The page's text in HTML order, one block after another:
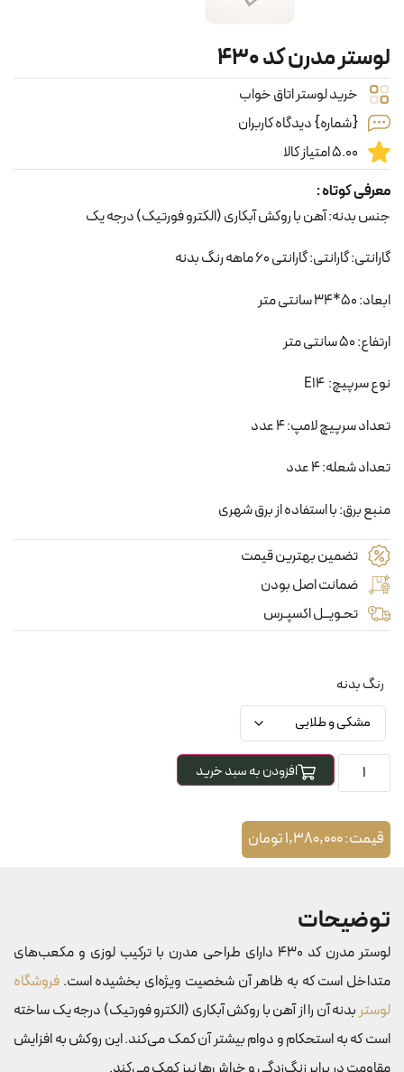
لوستر مدرن کد ۴۳۰
خرید لوستر اتاق خواب
{شماره} دیدگاه کاربران
5.00 امتیاز کالا
معرفی کوتاه :
جنس بدنه: آهن با روکش آبکاری (الکترو فورتیک) درجه یک
گارانتی: گارانتی: گارانتی 60 ماهه رنگ بدنه
ابعاد: 50*34 سانتی متر
ارتفاع: 50 سانتی متر
نوع سرپیچ: E14
تعداد سرپیچ لامپ: 4 عدد
تعداد شعله: 4 عدد
منبع برق: با استفاده از برق شهری
تضمین بهترین قیمت
ضمانت اصل بودن
تحـویــل اکسپـرس
رنگ بدنه
افزودن به سبد خرید
قیمت:1,380,000تومان
توضیحات
لوستر مدرن کد 430 دارای طراحی مدرن با ترکیب لوزی و مکعب‌های
متداخل است که به ظاهر آن شخصیت ویژه‌ای بخشیده است. فروشگاه
لوستربدنه آن را از آهن با روکش آبکاری (الکترو فورتیک) درجه یک ساخته
است که به استحکام و دوام بیشتر آن کمک می‌کند. این روکش به افزایش